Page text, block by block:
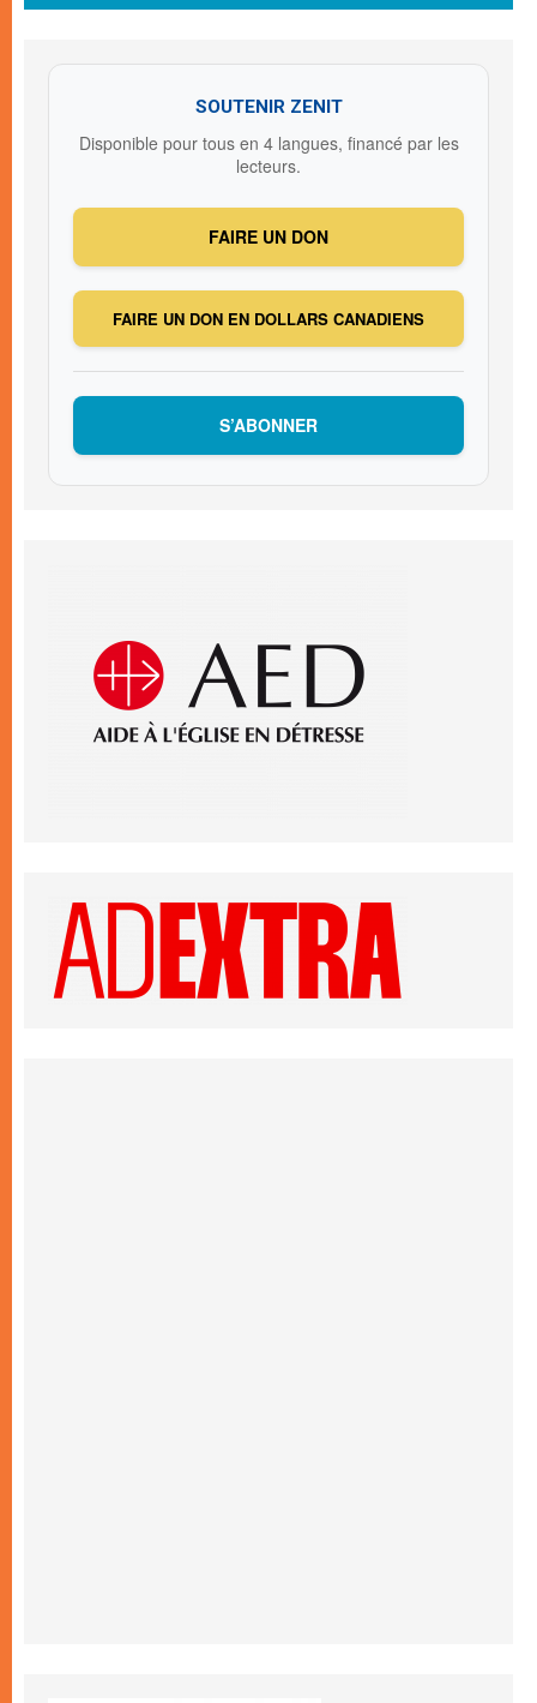
SOUTENIR ZENIT
Disponible pour tous en 4 langues, financé par les
lecteurs.
FAIRE UN DON
FAIRE UN DON EN DOLLARS CANADIENS
S’ABONNER